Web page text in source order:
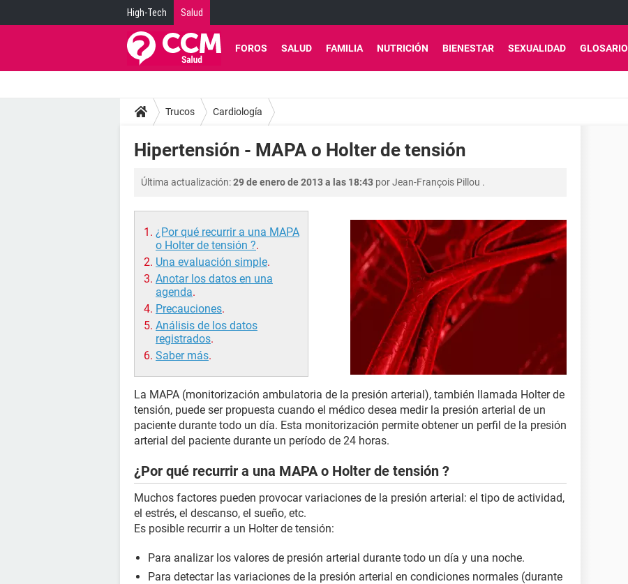
High-Tech Salud
FOROS SALUD FAMILIA NUTRICIÓN BIENESTAR SEXUALIDAD GLOSARIO
Trucos Cardiología
Hipertensión - MAPA o Holter de tensión
Última actualización:29 de enero de 2013 a las 18:43 porJean-François Pillou .
¿Por qué recurrir a una MAPA
o Holter de tensión ?.
Una evaluación simple.
Anotar los datos en una
agenda.
Precauciones.
Análisis de los datos
registrados.
Saber más.
La MAPA (monitorización ambulatoria de la presión arterial), también llamada Holter de
tensión, puede ser propuesta cuando el médico desea medir la presión arterial de un
paciente durante todo un día. Esta monitorización permite obtener un perfil de la presión
arterial del paciente durante un período de 24 horas.
¿Por qué recurrir a una MAPA o Holter de tensión ?
Muchos factores pueden provocar variaciones de la presión arterial: el tipo de actividad,
el estrés, el descanso, el sueño, etc.
Es posible recurrir a un Holter de tensión:
Para analizar los valores de presión arterial durante todo un día y una noche.
Para detectar las variaciones de la presión arterial en condiciones normales (durante